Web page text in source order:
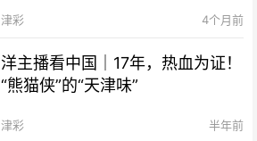
津彩 4个月前
洋主播看中国｜17年，热血为证！
“熊猫侠”的“天津味”
津彩 半年前